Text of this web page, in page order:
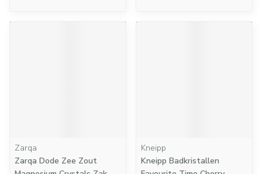
Zarqa
Zarqa Dode Zee Zout
Kneipp
Kneipp Badkristallen